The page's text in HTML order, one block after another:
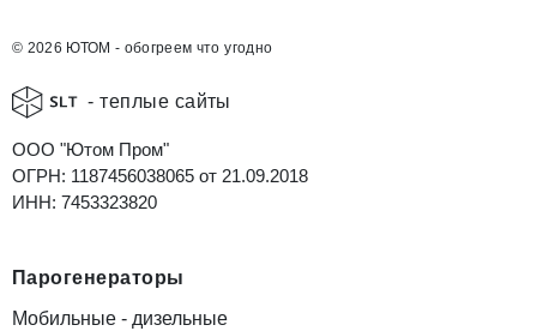
© 2026 ЮТОМ - обогреем что угодно
- теплые сайты
ООО "Ютом Пром"
ОГРН: 1187456038065 от 21.09.2018
ИНН: 7453323820
Парогенераторы
Мобильные - дизельные